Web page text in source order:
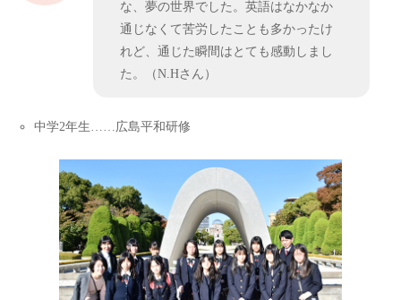
な、夢の世界でした。英語はなかなか
通じなくて苦労したことも多かったけ
れど、通じた瞬間はとても感動しまし
た。（N.Hさん）
中学2年生……広島平和研修